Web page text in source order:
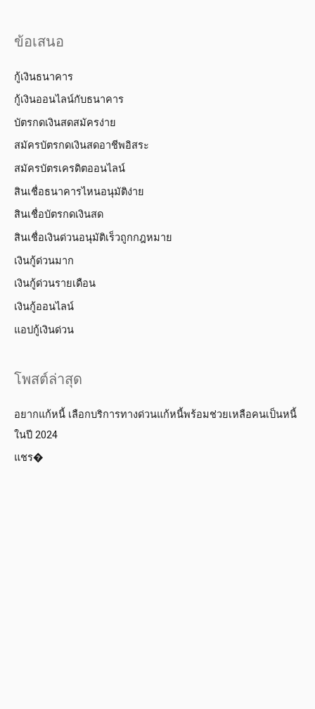
ข้อเสนอ
กู้เงินธนาคาร
กู้เงินออนไลน์กับธนาคาร
บัตรกดเงินสดสมัครง่าย
สมัครบัตรกดเงินสดอาชีพอิสระ
สมัครบัตรเครดิตออนไลน์
สินเชื่อธนาคารไหนอนุมัติง่าย
สินเชื่อบัตรกดเงินสด
สินเชื่อเงินด่วนอนุมัติเร็วถูกกฎหมาย
เงินกู้ด่วนมาก
เงินกู้ด่วนรายเดือน
เงินกู้ออนไลน์
แอปกู้เงินด่วน
โพสต์ล่าสุด
อยากแก้หนี้ เลือกบริการทางด่วนแก้หนี้พร้อมช่วยเหลือคนเป็นหนี้
ในปี 2024
แชร�